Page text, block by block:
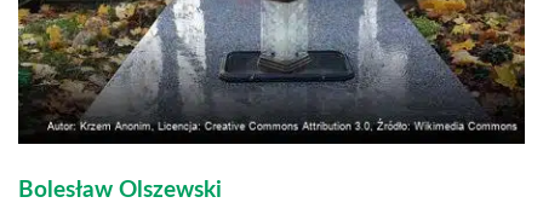
Bolesław Olszewski